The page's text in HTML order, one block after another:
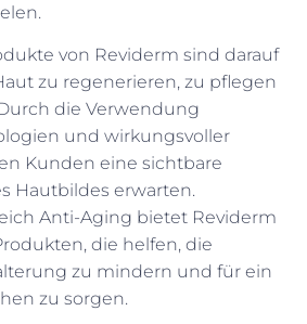
von Reviderm sind darauf
zu regenerieren, zu pflegen
die Verwendung
und wirkungsvoller
Kunden eine sichtbare
Hautbildes erwarten.
Anti-Aging bietet Reviderm
die helfen, die
zu mindern und für ein
zu sorgen.